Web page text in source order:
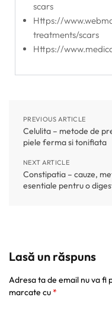
scars
https://www.webmd.com/skin-problems-and-
treatments/scars
https://
PREVIOUS ARTICLE
Celulita – metode de
piele ferma si tonifiata
NEXT ARTICLE
Constipatia – cauze,
esentiale pentru o
Lasă un răspuns
Adresa ta de email nu va fi
marcate cu*